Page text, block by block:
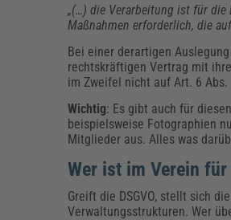
„(…) die Verarbeitung ist für
Maßnahmen erforderlich, die
Bei einer derartigen
rechtskräftigen Vertrag mit
im Zweifel nicht auf Art. 6 Abs.
Wichtig: Es gibt auch für
beispielsweise Fotographien
Mitglieder aus. Alles was
Wer ist im Verein
Greift die DSGVO, stellt sich
Verwaltungsstrukturen. Wer